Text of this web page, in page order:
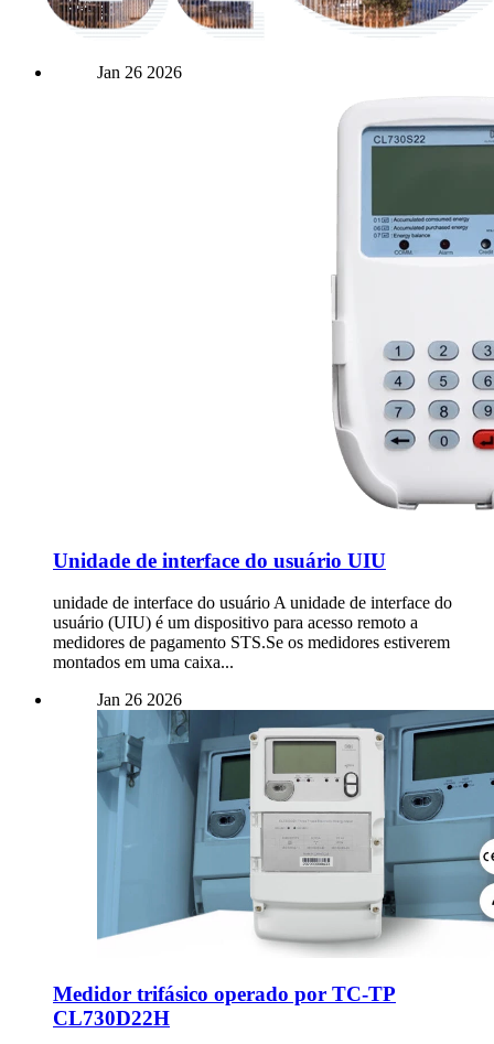
Jan 26 2026
Unidade de interface do usuário UIU
unidade de interface do usuário A unidade de interface do
usuário (UIU) é um dispositivo para acesso remoto a
medidores de pagamento STS.Se os medidores estiverem
montados em uma caixa...
Jan 26 2026
Medidor trifásico operado por TC-TP
CL730D22H